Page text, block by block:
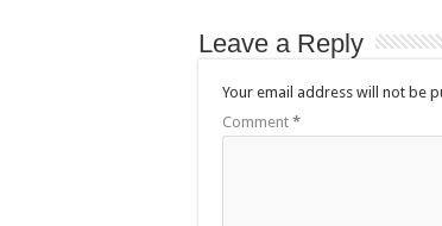
Leave a Reply
Your email address will not be
Comment *